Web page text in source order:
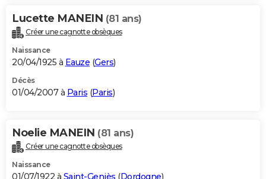
Lucette MANEIN (81 ans)
Créer une cagnotte obsèques
Naissance
20/04/1925 à Eauze (Gers)
Décès
01/04/2007 à Paris (Paris)
Noelie MANEIN (81 ans)
Créer une cagnotte obsèques
Naissance
01/07/1922 à Saint-Geniès (Dordogne)